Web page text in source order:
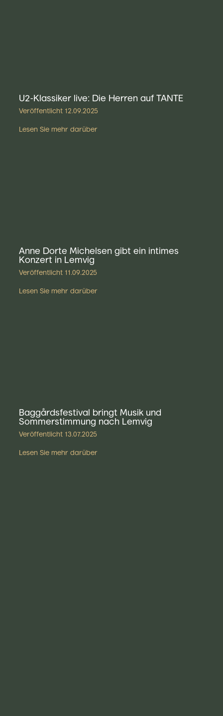
U2-Klassiker live: Die Herren auf TANTE
Veröffentlicht 12.09.2025
Lesen Sie mehr darüber
Anne Dorte Michelsen gibt ein intimes
Konzert in Lemvig
Veröffentlicht 11.09.2025
Lesen Sie mehr darüber
Baggårdsfestival bringt Musik und
Sommerstimmung nach Lemvig
Veröffentlicht 13.07.2025
Lesen Sie mehr darüber